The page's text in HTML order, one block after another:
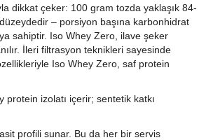
dikkat çeker: 100 gram tozda yaklaşık 84-
– porsiyon başına karbonhidrat
sahiptir. Iso Whey Zero, ilave şeker
İleri filtrasyon teknikleri sayesinde
Iso Whey Zero, saf protein
izolatı içerir; sentetik katkı
profili sunar. Bu da her bir servis